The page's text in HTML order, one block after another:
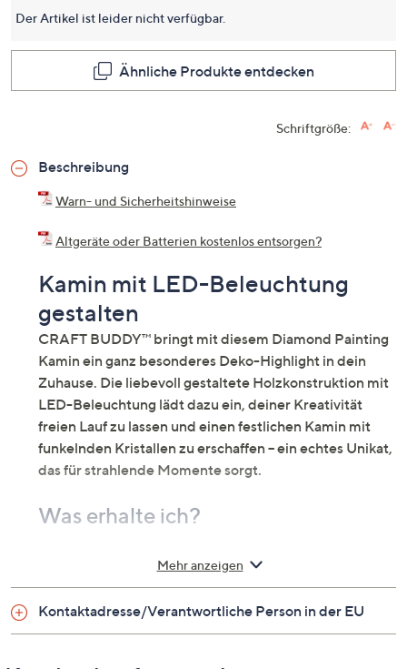
Der Artikel ist leider nicht verfügbar.
Ähnliche Produkte entdecken
Schriftgröße:
Beschreibung
Warn- und Sicherheitshinweise
Altgeräte oder Batterien kostenlos entsorgen?
Kamin mit LED-Beleuchtung
gestalten
CRAFT BUDDY™ bringt mit diesem Diamond Painting
Kamin ein ganz besonderes Deko-Highlight in dein
Zuhause. Die liebevoll gestaltete Holzkonstruktion mit
LED-Beleuchtung lädt dazu ein, deiner Kreativität
freien Lauf zu lassen und einen festlichen Kamin mit
funkelnden Kristallen zu erschaffen – ein echtes Unikat,
das für strahlende Momente sorgt.
Was erhalte ich?
(einseitig bedruckt und zum Nachlegen) mit
Ablageschale
Stift zum Aufnehmen der Steine
Mehr anzeigen
Kontaktadresse/Verantwortliche Person in der EU